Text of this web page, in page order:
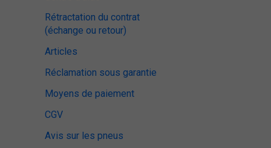
Rétractation du contrat
(échange ou retour)
Articles
Réclamation sous garantie
Moyens de paiement
CGV
Avis sur les pneus